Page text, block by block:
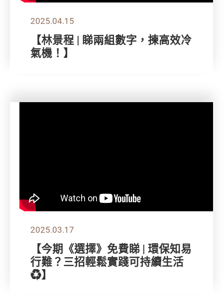
2025.04.15
【林景程 | 睇兩組數字，揀高效冷
氣機！】
2025.03.17
【今期《選擇》免費睇 | 環保知易
行難？三招輕鬆實踐可持續生活
♻️】